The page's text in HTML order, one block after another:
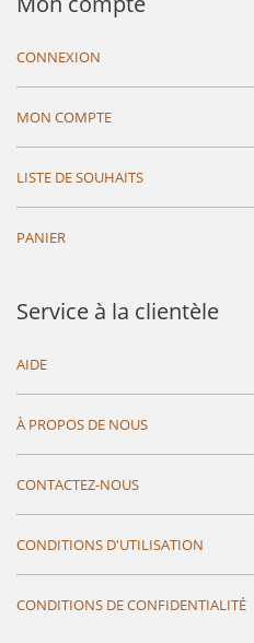
CONNEXION
MON COMPTE
LISTE DE SOUHAITS
PANIER
Service à la clientèle
AIDE
À PROPOS DE NOUS
CONTACTEZ-NOUS
CONDITIONS D'UTILISATION
CONDITIONS DE CONFIDENTIALITÉ